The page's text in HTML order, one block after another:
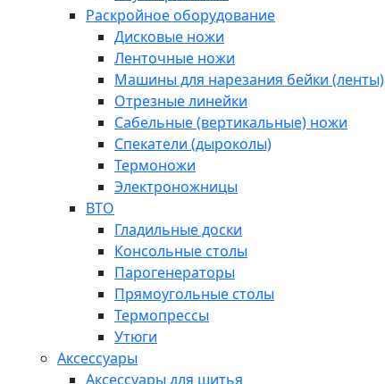
Раскройное оборудование
Дисковые ножи
Ленточные ножи
Машины для нарезания бейки (ленты)
Отрезные линейки
Сабельные (вертикальные) ножи
Спекатели (дыроколы)
Термоножи
Электроножницы
ВТО
Гладильные доски
Консольные столы
Парогенераторы
Прямоугольные столы
Термопрессы
Утюги
Аксессуары
Аксессуары для шитья